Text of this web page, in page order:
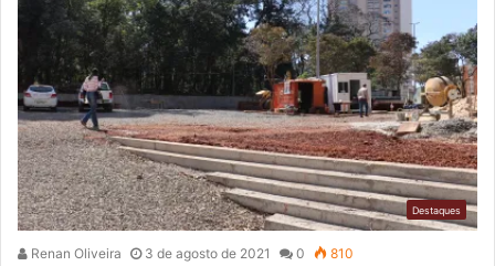
Destaques
Renan Oliveira 3 de agosto de 2021 0 810